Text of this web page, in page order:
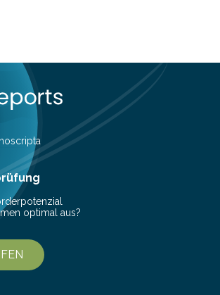
wie Bakterien auf
Bundesministerium für Forschung,
Raumfahrt (BMFTR) fördert das
der Nationalen
mit rund 2,7 Millionen Euro.
wichtig, um die globale
Ohne sie besteht die weltweite
optimal aus?